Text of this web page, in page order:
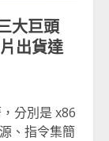
大巨頭
出貨達
分別是 x86
、指令集簡